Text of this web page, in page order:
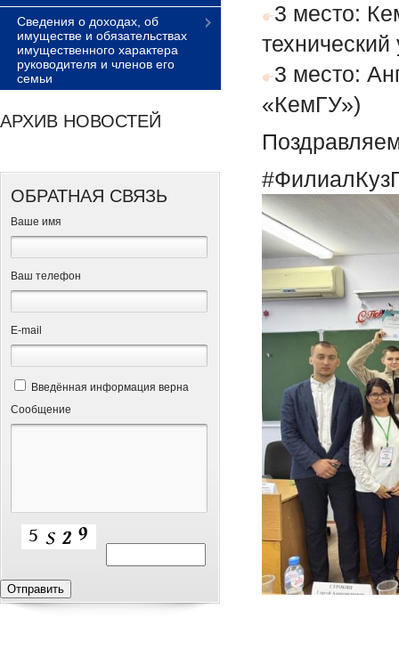
Сведения о доходах, об
имуществе и обязательствах
имущественного характера
руководителя и членов его
семьи
АРХИВ НОВОСТЕЙ
ОБРАТНАЯ СВЯЗЬ
Ваше имя
Ваш телефон
Е-mail
Введённая информация верна
Сообщение
3 место:
технический
3 место:
«КемГУ»)